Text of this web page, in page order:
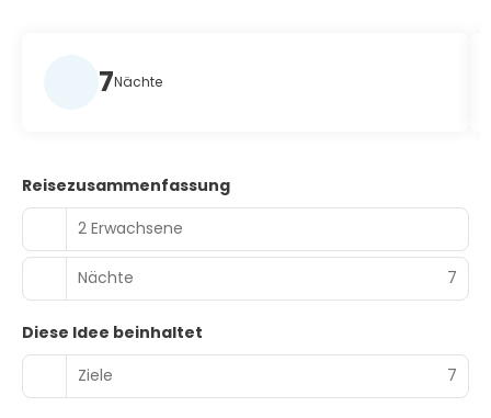
7Nächte
Reisezusammenfassung
2 Erwachsene
Nächte 7
Diese Idee beinhaltet
Ziele
7